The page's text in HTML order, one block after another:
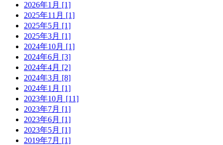
2026年1月 [1]
2025年11月 [1]
2025年5月 [1]
2025年3月 [1]
2024年10月 [1]
2024年6月 [3]
2024年4月 [2]
2024年3月 [8]
2024年1月 [1]
2023年10月 [11]
2023年7月 [1]
2023年6月 [1]
2023年5月 [1]
2019年7月 [1]